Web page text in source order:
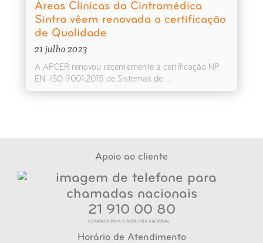
Áreas Clínicas da Cintramédica
Sintra vêem renovada a certificação
de Qualidade
21 julho 2023
A APCER renovou recentemente a certificação NP
EN ISO 9001:2015 de Sistemas de ...
Apoio ao cliente
21 910 00 80
CHAMADA PARA A REDE FIXA NACIONAL
Horário de Atendimento